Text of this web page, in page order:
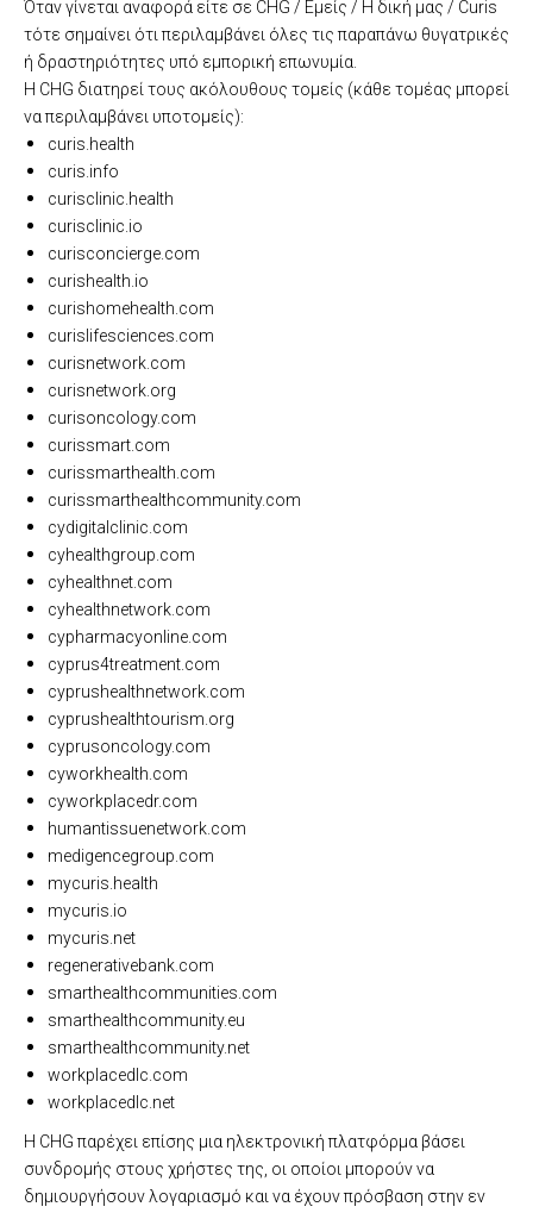
Όταν γίνεται αναφορά είτε σε CHG / Εμείς / Η δική μας / Curis
τότε σημαίνει ότι περιλαμβάνει όλες τις παραπάνω θυγατρικές
ή δραστηριότητες υπό εμπορική επωνυμία.
Η CHG διατηρεί τους ακόλουθους τομείς (κάθε τομέας μπορεί
να περιλαμβάνει υποτομείς):
curis.health
curis.info
curisclinic.health
curisclinic.io
curisconcierge.com
curishealth.io
curishomehealth.com
curislifesciences.com
curisnetwork.com
curisnetwork.org
curisoncology.com
curissmart.com
curissmarthealth.com
curissmarthealthcommunity.com
cydigitalclinic.com
cyhealthgroup.com
cyhealthnet.com
cyhealthnetwork.com
cypharmacyonline.com
cyprus4treatment.com
cyprushealthnetwork.com
cyprushealthtourism.org
cyprusoncology.com
cyworkhealth.com
cyworkplacedr.com
humantissuenetwork.com
medigencegroup.com
mycuris.health
mycuris.io
mycuris.net
regenerativebank.com
smarthealthcommunities.com
smarthealthcommunity.eu
smarthealthcommunity.net
workplacedlc.com
workplacedlc.net
Η CHG παρέχει επίσης μια ηλεκτρονική πλατφόρμα βάσει
συνδρομής στους χρήστες της, οι οποίοι μπορούν να
δημιουργήσουν λογαριασμό και να έχουν πρόσβαση στην εν